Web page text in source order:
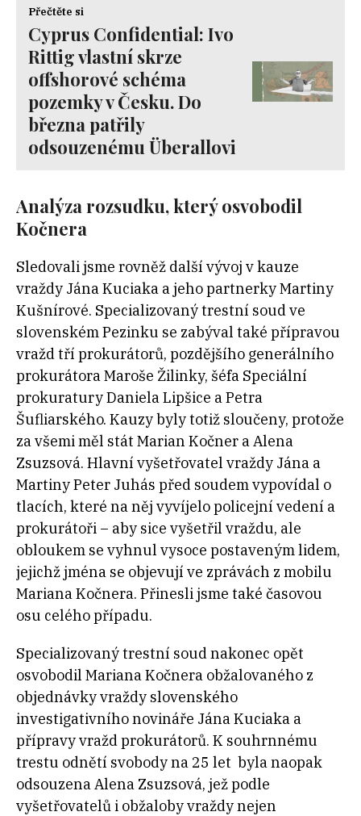
Přečtěte si
Cyprus Confidential: Ivo
Rittig vlastní skrze
offshorové schéma
pozemky v Česku. Do
března patřily
odsouzenému Überallovi
Analýza rozsudku, který osvobodil
Kočnera
Sledovali jsme rovněž další vývoj v kauze
vraždy Jána Kuciaka a jeho partnerky Martiny
Kušnírové. Specializovaný trestní soud ve
slovenském Pezinku se zabýval také přípravou
vražd tří prokurátorů, pozdějšího generálního
prokurátora Maroše Žilinky, šéfa Speciální
prokuratury Daniela Lipšice a Petra
Šufliarského. Kauzy byly totiž sloučeny, protože
za všemi měl stát Marian Kočner a Alena
Zsuzsová. Hlavní vyšetřovatel vraždy Jána a
Martiny Peter Juhás před soudem vypovídal o
tlacích, které na něj vyvíjelo policejní vedení a
prokurátoři – aby sice vyšetřil vraždu, ale
obloukem se vyhnul vysoce postaveným lidem,
jejichž jména se objevují ve zprávách z mobilu
Mariana Kočnera. Přinesli jsme také časovou
osu celého případu.
Specializovaný trestní soud nakonec opět
osvobodil Mariana Kočnera obžalovaného z
objednávky vraždy slovenského
investigativního novináře Jána Kuciaka a
přípravy vražd prokurátorů. K souhrnnému
trestu odnětí svobody na 25 let byla naopak
odsouzena Alena Zsuzsová, jež podle
vyšetřovatelů i obžaloby vraždy nejen